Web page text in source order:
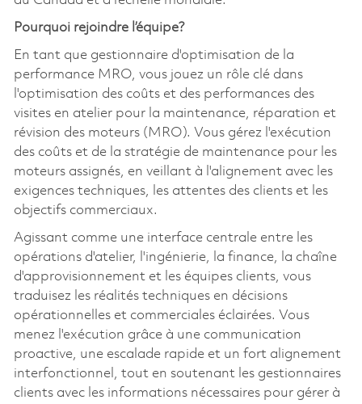
Pourquoi rejoindre l’équipe?
En tant que gestionnaire d'optimisation de la
performance MRO, vous jouez un rôle clé dans
l'optimisation des coûts et des performances des
visites en atelier pour la maintenance, réparation et
révision des moteurs (MRO). Vous gérez l'exécution
des coûts et de la stratégie de maintenance pour les
moteurs assignés, en veillant à l'alignement avec les
exigences techniques, les attentes des clients et les
objectifs commerciaux.
Agissant comme une interface centrale entre les
opérations d'atelier, l'ingénierie, la finance, la chaîne
d'approvisionnement et les équipes clients, vous
traduisez les réalités techniques en décisions
opérationnelles et commerciales éclairées. Vous
menez l'exécution grâce à une communication
proactive, une escalade rapide et un fort alignement
interfonctionnel, tout en soutenant les gestionnaires
clients avec les informations nécessaires pour gérer à